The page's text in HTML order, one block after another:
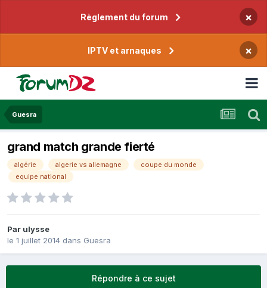
Règlement du forum ×
IPTV et arnaques ×
Guesra
grand match grande fierté
algérie algerie vs allemagne
coupe du monde
equipe national
Par ulysse
le 1 juillet 2014 dans Guesra
Répondre à ce sujet